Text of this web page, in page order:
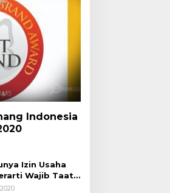
Indonesia
Izin Usaha
Wajib Taat